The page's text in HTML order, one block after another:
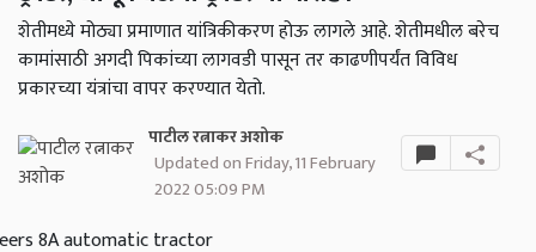
शेतीमध्ये मोठ्या प्रमाणात यांत्रिकीकरण होऊ लागले आहे. शेतीमधील बरेच
कामांसाठी अगदी पिकांच्या लागवडी पासून तर काढणीपर्यंत विविध
प्रकारच्या यंत्रांचा वापर करण्यात येतो.
पाटील रत्नाकर अशोक
Updated on Friday, 11 February
2022 05:09 PM